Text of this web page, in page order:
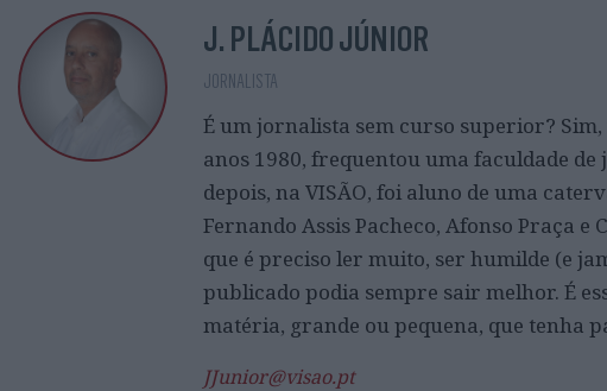
J. PLÁCIDO JÚNIOR
JORNALISTA
É um jornalista sem curso superior?
anos 1980, frequentou uma faculdade
depois, na VISÃO, foi aluno de uma
Fernando Assis Pacheco, Afonso Praça
que é preciso ler muito, ser humilde (e
publicado podia sempre sair melhor. É
matéria, grande ou pequena, que tenha
JJunior@visao.pt